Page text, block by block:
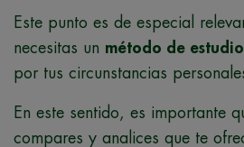
Este punto es de especial
necesitas un método de
por tus circunstancias
En este sentido, es importante
compares y analices que te